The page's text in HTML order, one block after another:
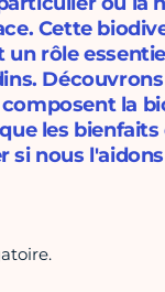
Cette
rôle
la
les
si nous